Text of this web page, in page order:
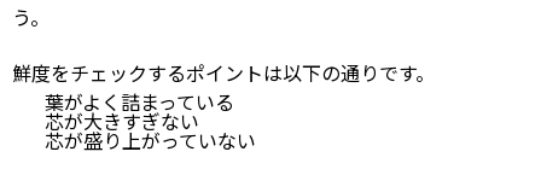
う。
鮮度をチェックするポイントは以下の通りです。
葉がよく詰まっている
芯が大きすぎない
芯が盛り上がっていない